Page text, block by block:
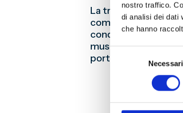
nostro traffico.
di analisi dei dati
che hanno
Necessari
La tradizione
come Bresh e Alfa,
condivisa anche
musicali promosse
portando la musica